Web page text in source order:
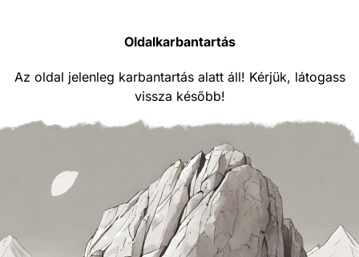
Oldalkarbantartás
Az oldal jelenleg karbantartás alatt áll! Kérjük, látogass
vissza később!